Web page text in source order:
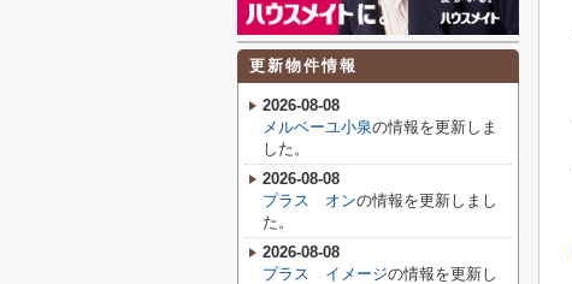
更新物件情報
2026-08-08
メルベーユ小泉の情報を更新しま
した。
2026-08-08
プラス オンの情報を更新しまし
た。
2026-08-08
プラス イメージの情報を更新し